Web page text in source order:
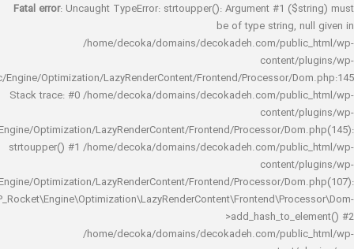
Fatal error : Uncaught TypeError: strtoupper(): Argument #1
be of type string,
/home/decoka/domains/decokadeh.com/
rocket/inc/Engine/Optimization/LazyRenderContent/Frontend/Processor/
Stack trace: #0 /home/decoka/domains/decokadeh.com/
rocket/inc/Engine/Optimization/LazyRenderContent/Frontend/Processor/
strtoupper() #1 /home/decoka/domains/decokadeh.com/
rocket/inc/Engine/Optimization/LazyRenderContent/Frontend/Processor/
/home/decoka/domains/decokadeh.com/